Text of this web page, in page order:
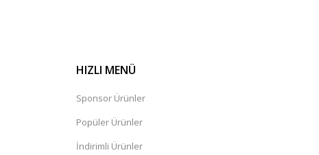
HIZLI MENÜ
Sponsor Ürünler
Popüler Ürünler
İndirimli Ürünler